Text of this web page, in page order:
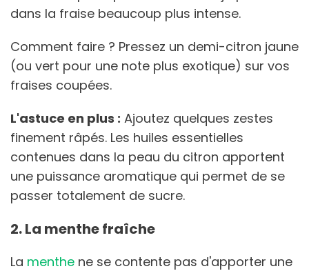
dans la fraise beaucoup plus intense.
Comment faire ? Pressez un demi-citron jaune
(ou vert pour une note plus exotique) sur vos
fraises coupées.
L'astuce en plus : Ajoutez quelques zestes
finement râpés. Les huiles essentielles
contenues dans la peau du citron apportent
une puissance aromatique qui permet de se
passer totalement de sucre.
2. La menthe fraîche
La menthe ne se contente pas d'apporter une